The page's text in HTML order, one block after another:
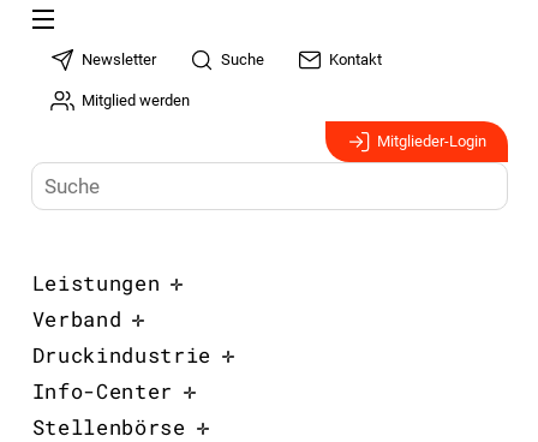
Newsletter Suche Kontakt
Mitglied werden
Mitglieder-Login
Leistungen
Verband
Druckindustrie
Info-Center
Stellenbörse